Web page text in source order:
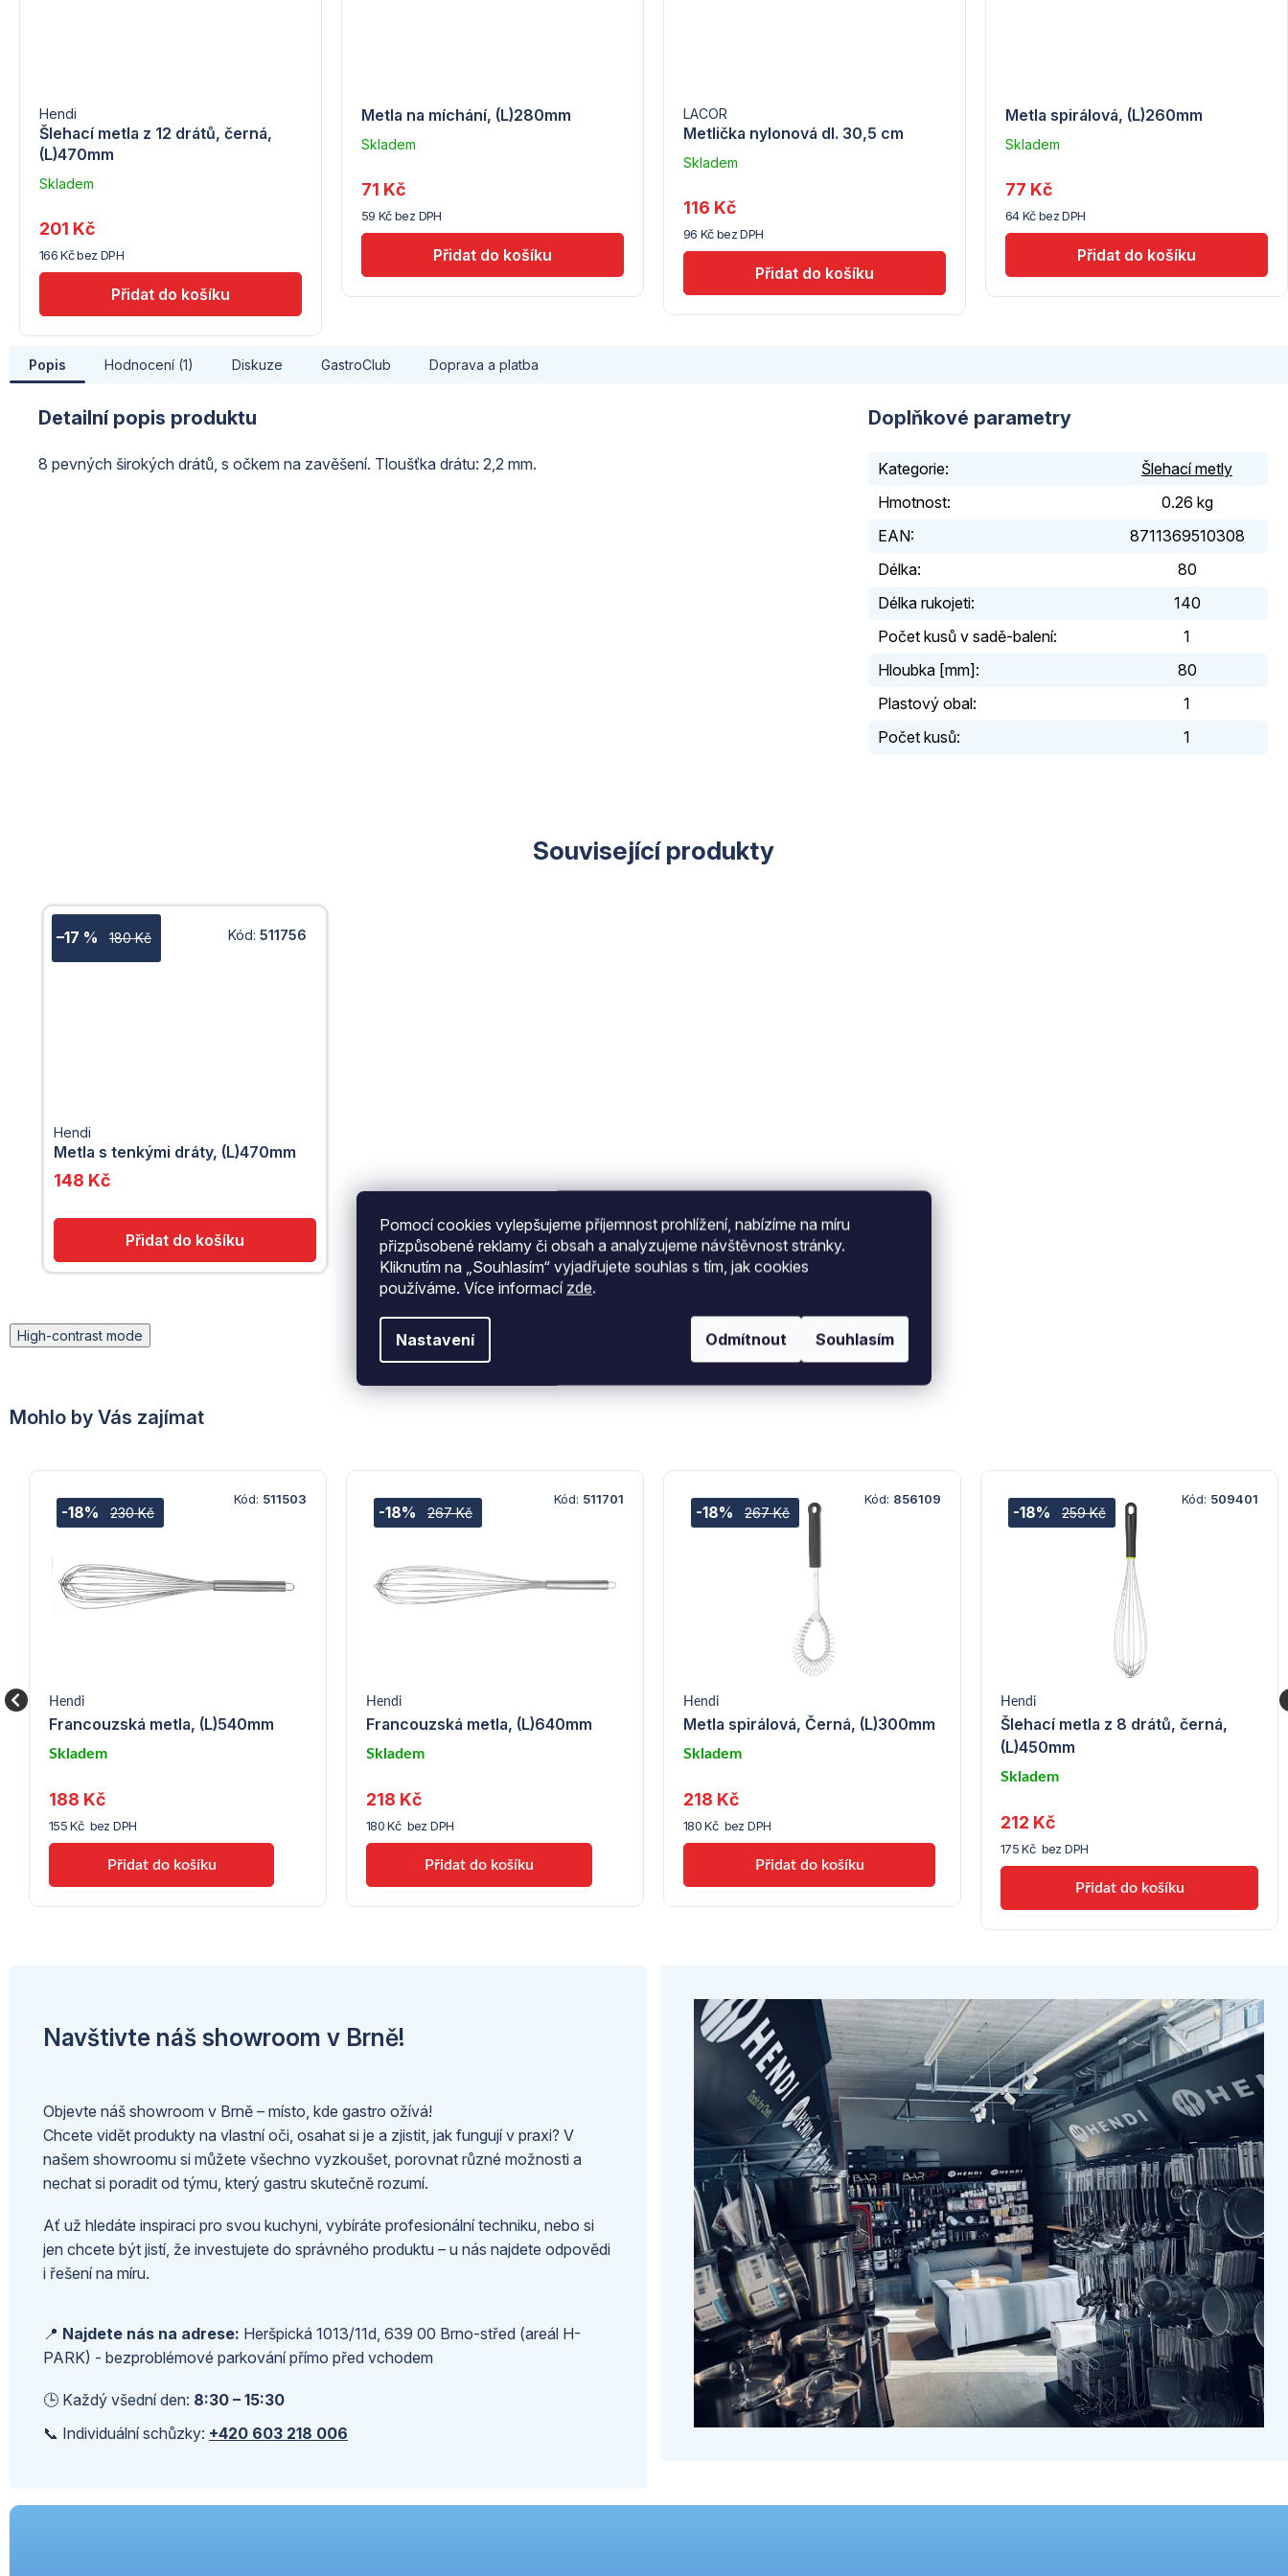
Pomocí cookies vylepšujeme příjemnost prohlížení, nabízíme na míru
přizpůsobené reklamy či obsah a analyzujeme návštěvnost stránky.
Kliknutím na „Souhlasím“ vyjadřujete souhlas s tím, jak cookies
používáme. Více informací zde.
Nastavení Odmítnout Souhlasím
Šlehací metla z 12 drátů, černá,
(L)470mm
Hendi
Skladem
dodavatele
(7) -
Hendi
166 Kč bez DPH
201 Kč
Metla na míchání, (L)280mm
Skladem
dodavatele
(7) -
Hendi
59 Kč bez DPH
71 Kč
Metlička nylonová dl. 30,5 cm
LACOR
Skladem
dodavatele
(5) -
Tomgast
96 Kč bez DPH
116 Kč
Metla spirálová, (L)260mm
Skladem
Troubsko
64 Kč bez DPH
77 Kč
Navštivte náš showroom v Brně!
Objevte náš showroom v Brně – místo, kde gastro ožívá!
Chcete vidět produkty na vlastní oči, osahat si je a zjistit, jak fungují v praxi? V
našem showroomu si můžete všechno vyzkoušet, porovnat různé možnosti a
nechat si poradit od týmu, který gastru skutečně rozumí.
Ať už hledáte inspiraci pro svou kuchyni, vybíráte profesionální techniku, nebo si
jen chcete být jistí, že investujete do správného produktu – u nás najdete odpovědi
i řešení na míru.
📍 Najdete nás na adrese: Heršpická 1013/11d, 639 00 Brno-střed (areál H-
PARK) - bezproblémové parkování přímo před vchodem
🕒 Každý všední den: 8:30 – 15:30
📞 Individuální schůzky: +420 603 218 006
Související produkty
Metla s tenkými dráty, (L)470mm
Hendi
180 Kč
–17 %
148 Kč
Kód: 511756
Popis Hodnocení (1) Diskuze GastroClub Doprava a platba
Detailní popis produktu
8 pevných širokých drátů, s očkem na zavěšení. Tloušťka drátu: 2,2 mm.
Doplňkové parametry
Kategorie:
Šlehací metly
Hmotnost:
0.26 kg
EAN:
8711369510308
Délka:
80
Délka rukojeti:
140
Počet kusů v sadě-balení:
1
Hloubka [mm] :
80
Plastový obal:
1
Počet kusů: 1
High-contrast mode
Mohlo by Vás zajímat
230 Kč
-18%
Francouzská metla, (L)540mm
Hendi
Skladem
dodavatele
(7) -
Hendi
155 Kč bez DPH
188 Kč
Kód: 511503
267 Kč
-18%
Francouzská metla, (L)640mm
Hendi
Skladem
dodavatele
(7) -
Hendi
180 Kč bez DPH
218 Kč
Kód: 511701
267 Kč
-18%
Metla spirálová, Černá, (L)300mm
Hendi
Skladem
dodavatele
(7) -
Hendi
180 Kč bez DPH
218 Kč
Kód: 856109
259 Kč
-18%
Šlehací metla z 8 drátů, černá,
(L)450mm
Hendi
Skladem
dodavatele
(7) -
Hendi
175 Kč bez DPH
212 Kč
Kód: 509401